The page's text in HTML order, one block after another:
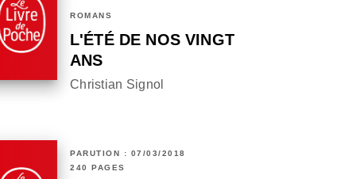
ROMANS
L'ÉTÉ DE NOS VINGT
ANS
Christian Signol
PARUTION : 07/03/2018
240 PAGES